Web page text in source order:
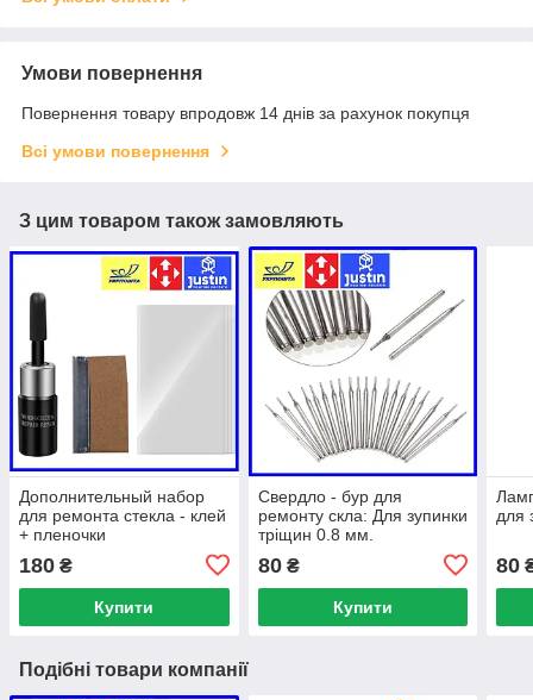
Умови повернення
Повернення товару впродовж 14 днів за рахунок покупця
Всі умови повернення
З цим товаром також замовляють
Дополнительный набор
для ремонта стекла - клей
+ пленочки
180 ₴
Купити
Свердло - бур для
ремонту скла: Для зупинки
тріщин 0.8 мм.
80₴
Купити
для
80
Подібні товари компанії